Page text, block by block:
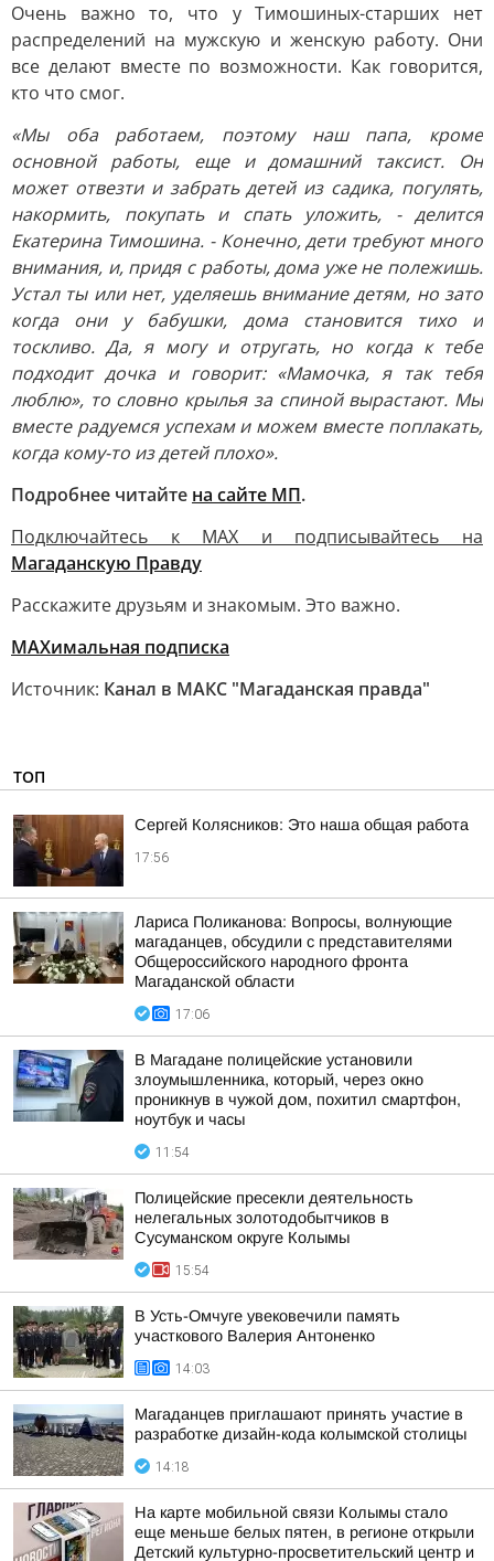
Очень важно то, что у Тимошиных-старших нет
распределений на мужскую и женскую работу. Они
все делают вместе по возможности. Как говорится,
кто что смог.
«Мы оба работаем, поэтому наш папа, кроме
основной работы, еще и домашний таксист. Он
может отвезти и забрать детей из садика, погулять,
накормить, покупать и спать уложить, - делится
Екатерина Тимошина. - Конечно, дети требуют много
внимания, и, придя с работы, дома уже не полежишь.
Устал ты или нет, уделяешь внимание детям, но зато
когда они у бабушки, дома становится тихо и
тоскливо. Да, я могу и отругать, но когда к тебе
подходит дочка и говорит: «Мамочка, я так тебя
люблю», то словно крылья за спиной вырастают. Мы
вместе радуемся успехам и можем вместе поплакать,
когда кому-то из детей плохо».
Подробнее читайте на сайте МП.
Подключайтесь к MAX и подписывайтесь на
Магаданскую Правду
Расскажите друзьям и знакомым. Это важно.
МАХимальная подписка
Источник: Канал в МАКС "Магаданская правда"
ТОП
Сергей Колясников: Это наша общая работа
17:56
Лариса Поликанова: Вопросы, волнующие
магаданцев, обсудили с представителями
Общероссийского народного фронта
Магаданской области
17:06
В Магадане полицейские установили
злоумышленника, который, через окно
проникнув в чужой дом, похитил смартфон,
ноутбук и часы
11:54
Полицейские пресекли деятельность
нелегальных золотодобытчиков в
Сусуманском округе Колымы
15:54
В Усть-Омчуге увековечили память
участкового Валерия Антоненко
14:03
Магаданцев приглашают принять участие в
разработке дизайн-кода колымской столицы
14:18
На карте мобильной связи Колымы стало
еще меньше белых пятен, в регионе открыли
Детский культурно-просветительский центр и